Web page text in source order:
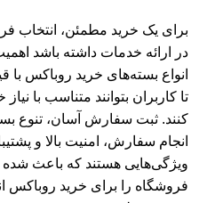
برای یک خرید مطمئن، انتخاب
انواع بسته‌های خرید روباکس
تا کاربران بتوانند متناسب با
کنند. ثبت سفارش آسان، تنوع
انجام سفارش، امنیت بالا و
ویژگی‌هایی هستند که باعث شده
فروشگاه را برای خرید روباکس